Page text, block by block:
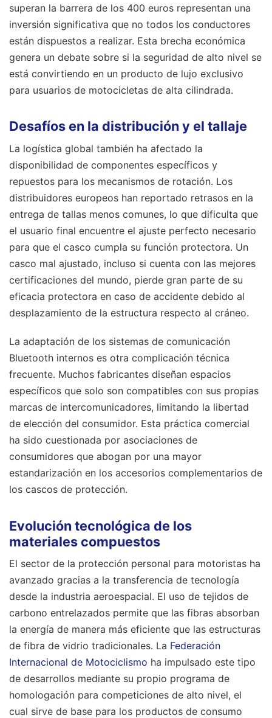
superan la barrera de los 400 euros representan una
inversión significativa que no todos los conductores
están dispuestos a realizar. Esta brecha económica
genera un debate sobre si la seguridad de alto nivel se
está convirtiendo en un producto de lujo exclusivo
para usuarios de motocicletas de alta cilindrada.
Desafíos en la distribución y el tallaje
La logística global también ha afectado la
disponibilidad de componentes específicos y
repuestos para los mecanismos de rotación. Los
distribuidores europeos han reportado retrasos en la
entrega de tallas menos comunes, lo que dificulta que
el usuario final encuentre el ajuste perfecto necesario
para que el casco cumpla su función protectora. Un
casco mal ajustado, incluso si cuenta con las mejores
certificaciones del mundo, pierde gran parte de su
eficacia protectora en caso de accidente debido al
desplazamiento de la estructura respecto al cráneo.
La adaptación de los sistemas de comunicación
Bluetooth internos es otra complicación técnica
frecuente. Muchos fabricantes diseñan espacios
específicos que solo son compatibles con sus propias
marcas de intercomunicadores, limitando la libertad
de elección del consumidor. Esta práctica comercial
ha sido cuestionada por asociaciones de
consumidores que abogan por una mayor
estandarización en los accesorios complementarios de
los cascos de protección.
Evolución tecnológica de los
materiales compuestos
El sector de la protección personal para motoristas ha
avanzado gracias a la transferencia de tecnología
desde la industria aeroespacial. El uso de tejidos de
carbono entrelazados permite que las fibras absorban
la energía de manera más eficiente que las estructuras
de fibra de vidrio tradicionales. La Federación
Internacional de Motociclismo ha impulsado este tipo
de desarrollos mediante su propio programa de
homologación para competiciones de alto nivel, el
cual sirve de base para los productos de consumo